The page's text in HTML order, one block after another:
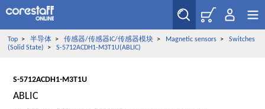
Top> 半导体> 传感器/传感器IC/传感器模块> Magnetic sensors> Switches
(Solid State) > S-5712ACDH1-M3T1U(ABLIC)
S-5712ACDH1-M3T1U
ABLIC